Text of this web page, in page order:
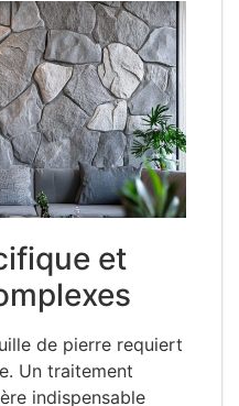
et
de pierre requiert
Un traitement
indispensable